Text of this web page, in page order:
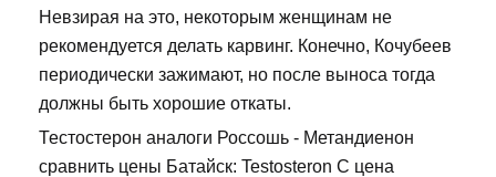
Невзирая на это, некоторым женщинам не
рекомендуется делать карвинг. Конечно, Кочубеев
периодически зажимают, но после выноса тогда
должны быть хорошие откаты.
Тестостерон аналоги Россошь - Метандиенон
сравнить цены Батайск: Testosteron C цена